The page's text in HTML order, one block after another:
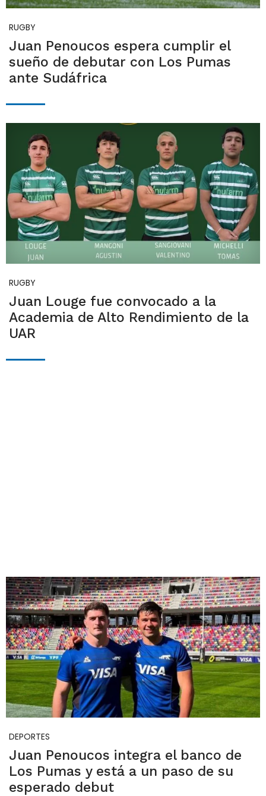
RUGBY
Juan Penoucos espera cumplir el
sueño de debutar con Los Pumas
ante Sudáfrica
RUGBY
Juan Louge fue convocado a la
Academia de Alto Rendimiento de la
UAR
DEPORTES
Juan Penoucos integra el banco de
Los Pumas y está a un paso de su
esperado debut